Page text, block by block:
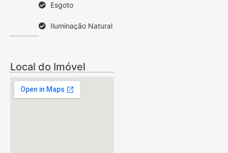
Esgoto
Iluminação Natural
Local do Imóvel